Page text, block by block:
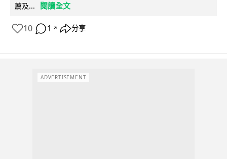
薦及...
閱讀全文
10 1 ↗ 分享
ADVERTISEMENT